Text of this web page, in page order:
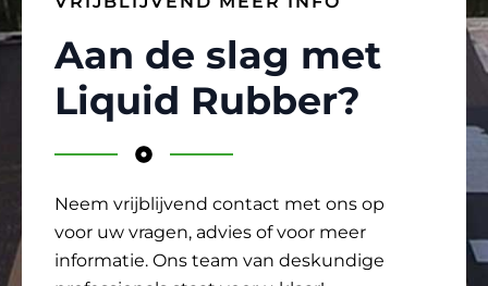
Aan de slag met
Liquid Rubber?
Neem vrijblijvend contact met ons op
voor uw vragen, advies of voor meer
informatie. Ons team van deskundige